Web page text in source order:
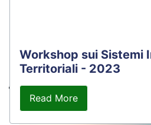
Territorio
Workshop sui Sistemi
Territoriali - 2023
Read More